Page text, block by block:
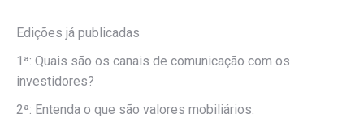
Edições já publicadas
1ª: Quais são os canais de comunicação com os
investidores?
2ª: Entenda o que são valores mobiliários.